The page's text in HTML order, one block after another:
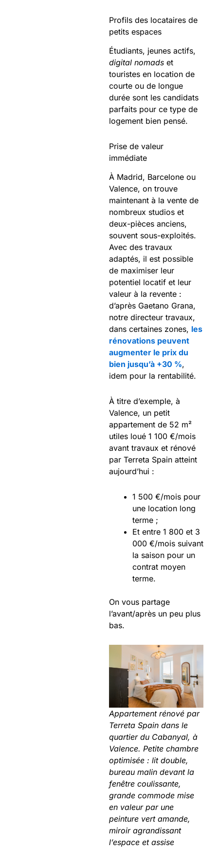
Profils des locataires de
petits espaces
Étudiants, jeunes actifs,
digital nomads et
touristes en location de
courte ou de longue
durée sont les candidats
parfaits pour ce type de
logement bien pensé.
Prise de valeur
immédiate
À Madrid, Barcelone ou
Valence, on trouve
maintenant à la vente de
nombreux studios et
deux-pièces anciens,
souvent sous-exploités.
Avec des travaux
adaptés, il est possible
de maximiser leur
potentiel locatif et leur
valeur à la revente :
d’après Gaetano Grana,
notre directeur travaux,
dans certaines zones, les
rénovations peuvent
augmenter le prix du
bien jusqu’à +30 %,
idem pour la rentabilité.
À titre d’exemple, à
Valence, un petit
appartement de 52 m²
utiles loué 1 100 €/mois
avant travaux et rénové
par Terreta Spain atteint
aujourd’hui :
1 500 €/mois pour
une location long
terme ;
Et entre 1 800 et 3
000 €/mois suivant
la saison pour un
contrat moyen
terme.
On vous partage
l’avant/après un peu plus
bas.
Appartement rénové par
Terreta Spain dans le
quartier du Cabanyal, à
Valence. Petite chambre
optimisée : lit double,
bureau malin devant la
fenêtre coulissante,
grande commode mise
en valeur par une
peinture vert amande,
miroir agrandissant
l’espace et assise